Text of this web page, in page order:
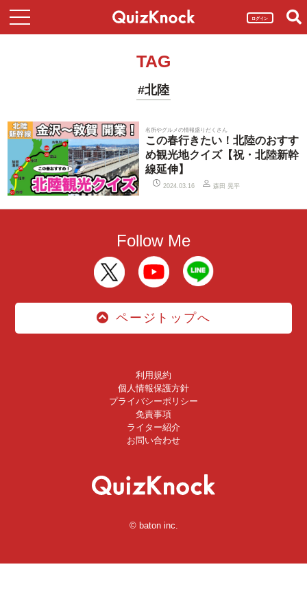
ログイン
TAG
#北陸
名所やグルメの情報盛りだくさん
この春行きたい！北陸のおすす
め観光地クイズ【祝・北陸新幹
線延伸】
2024.03.16 森田 晃平
Follow Me
ページトップへ
利用規約
個人情報保護方針
プライバシーポリシー
免責事項
ライター紹介
お問い合わせ
© baton inc.